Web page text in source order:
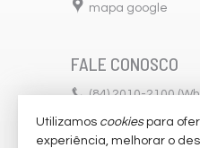
mapa google
FALE CONOSCO
(84)2010-2100
Utilizamos cookiespara
experiência, melhorar o